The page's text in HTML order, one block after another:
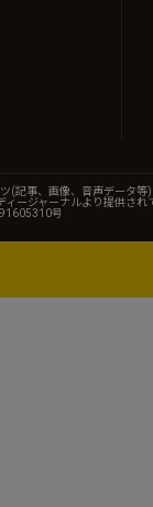
(記事、画像、音声データ
ージャーナルより提供され
号